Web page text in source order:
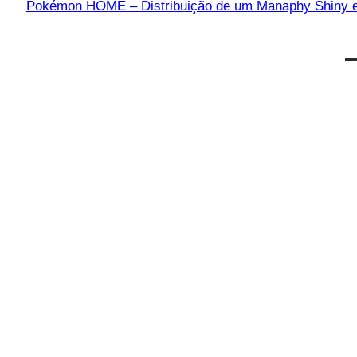
Pokémon HOME – Distribuição de um Manaphy Shiny